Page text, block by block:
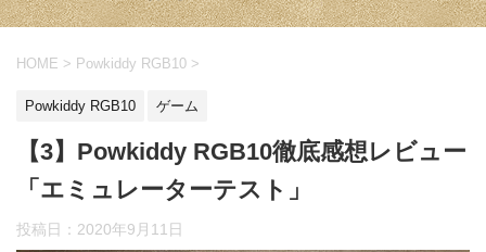
HOME > Powkiddy RGB10 >
Powkiddy RGB10 ゲーム
【3】Powkiddy RGB10徹底感想レビュー
「エミュレーターテスト」
投稿日： 2020年9月11日